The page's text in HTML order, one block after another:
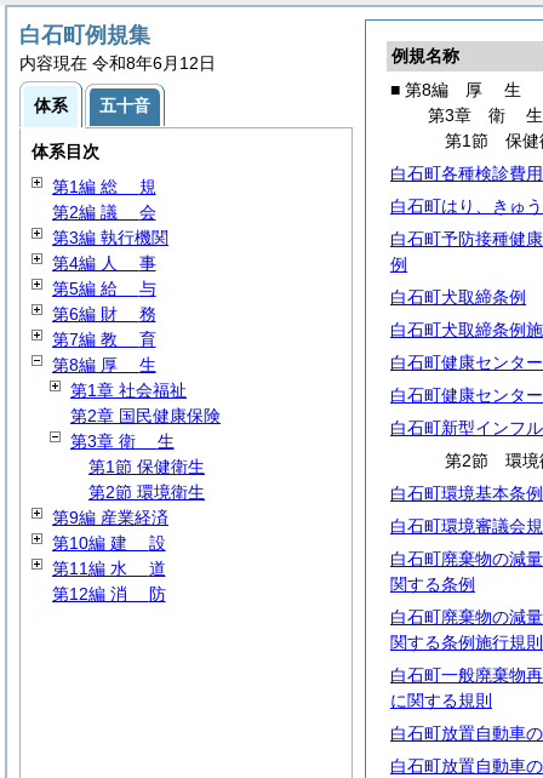
例規名称
■ 第8編 厚 生
第3章 衛生
第1節 保健
白石町各種検診費
白石町はり、きゅ
白石町予防接種健
例
白石町犬取締条例
白石町犬取締条例
白石町健康センタ
白石町健康センタ
白石町新型インフ
第2節 環境
白石町環境基本条例
白石町環境審議会
白石町廃棄物の減
関する条例
白石町廃棄物の減
関する条例施行規則
白石町一般廃棄物
に関する規則
白石町放置自動車
白石町放置自動車
白石町例規集
内容現在 令和8年6月12日
体系 五十音
体系目次
第1編 総 規
第2編 議 会
第3編 執行機関
第4編 人 事
第5編 給 与
第6編 財 務
第7編 教 育
第8編 厚 生
第1章 社会福祉
第2章 国民健康保険
第3章 衛 生
第1節 保健衛生
第2節 環境衛生
第9編 産業経済
第10編 建 設
第11編 水 道
第12編 消 防